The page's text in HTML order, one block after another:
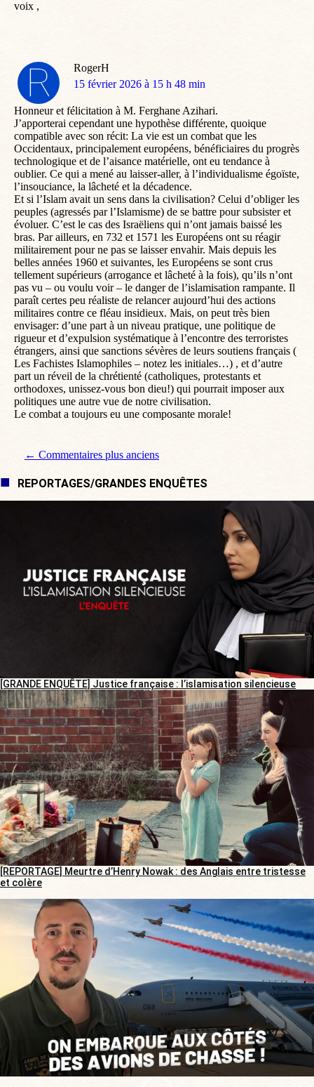
voix ,
RogerH
dit
15 février 2026 à 15 h 48 min
Honneur et félicitation à M. Ferghane Azihari.
J’apporterai cependant une hypothèse différente, quoique
compatible avec son récit: La vie est un combat que les
Occidentaux, principalement européens, bénéficiaires du progrès
technologique et de l’aisance matérielle, ont eu tendance à
oublier. Ce qui a mené au laisser-aller, à l’individualisme égoïste,
l’insouciance, la lâcheté et la décadence.
Et si l’Islam avait un sens dans la civilisation? Celui d’obliger les
peuples (agressés par l’Islamisme) de se battre pour subsister et
évoluer. C’est le cas des Israëliens qui n’ont jamais baissé les
bras. Par ailleurs, en 732 et 1571 les Européens ont su réagir
militairement pour ne pas se laisser envahir. Mais depuis les
belles années 1960 et suivantes, les Européens se sont crus
tellement supérieurs (arrogance et lâcheté à la fois), qu’ils n’ont
pas vu – ou voulu voir – le danger de l’islamisation rampante. Il
paraît certes peu réaliste de relancer aujourd’hui des actions
militaires contre ce fléau insidieux. Mais, on peut très bien
envisager: d’une part à un niveau pratique, une politique de
rigueur et d’expulsion systématique à l’encontre des terroristes
étrangers, ainsi que sanctions sévères de leurs soutiens français (
Les Fachistes Islamophiles – notez les initiales…) , et d’autre
part un réveil de la chrétienté (catholiques, protestants et
orthodoxes, unissez-vous bon dieu!) qui pourrait imposer aux
politiques une autre vue de notre civilisation.
Le combat a toujours eu une composante morale!
Navigation de commentaire
← Commentaires plus anciens
REPORTAGES/GRANDES ENQUÊTES
[GRANDE ENQUÊTE] Justice française : l’islamisation silencieuse
[REPORTAGE] Meurtre d’Henry Nowak : des Anglais entre tristesse
et colère